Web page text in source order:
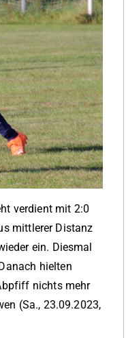
verdient mit 2:0
mittlerer Distanz
ein. Diesmal
hielten
nichts mehr
(Sa., 23.09.2023,